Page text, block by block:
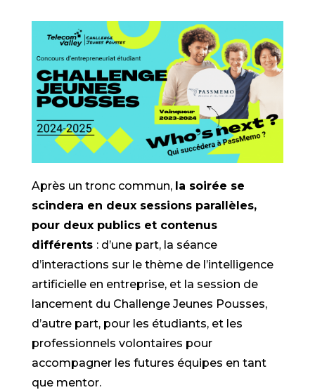
Après un tronc commun, la soirée se
scindera en deux sessions parallèles,
pour deux publics et contenus
différents : d’une part, la séance
d’interactions sur le thème de l’intelligence
artificielle en entreprise, et la session de
lancement du Challenge Jeunes Pousses,
d’autre part, pour les étudiants, et les
professionnels volontaires pour
accompagner les futures équipes en tant
que mentor.